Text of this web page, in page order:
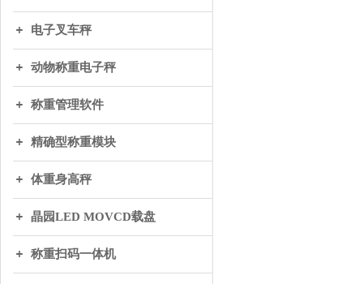
电子叉车秤
动物称重电子秤
称重管理软件
精确型称重模块
体重身高秤
晶园LED MOVCD载盘
称重扫码一体机